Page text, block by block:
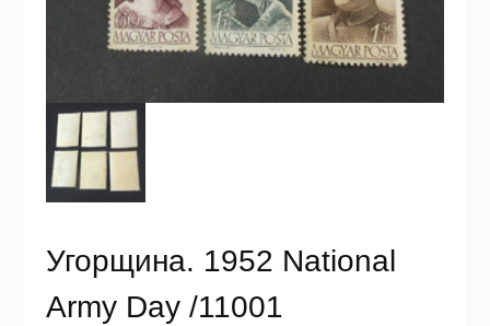
Угорщина. 1952 National
Army Day /11001